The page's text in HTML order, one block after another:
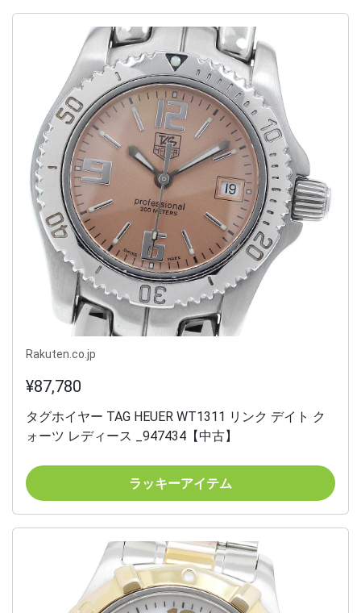
Rakuten.co.jp
¥87,780
タグホイヤー TAG HEUER WT1311 リンク デイト ク
ォーツ レディース _947434【中古】
ラッキーアイテム